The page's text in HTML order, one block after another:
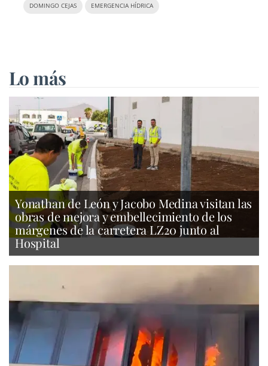
DOMINGO CEJAS EMERGENCIA HÍDRICA
Lo más
Yonathan de León y Jacobo Medina visitan las
obras de mejora y embellecimiento de los
márgenes de la carretera LZ20 junto al
Hospital